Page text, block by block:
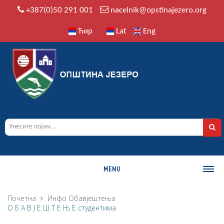
+387(0)50 291 001 nacelnik@opstinajezero.org
Ћир Lat Eng
MENU
О ОПШТИНИ
Почетна Инфо Обавјештења
О Б А В Ј Е Ш Т Е Њ Е студентима